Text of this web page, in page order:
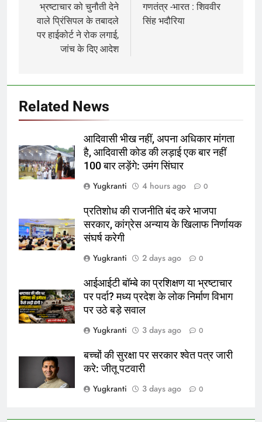
navigation
भ्रष्टाचार को चुनौती देने
वाले प्रिंसिपल के तबादले
पर हाईकोर्ट ने रोक लगाई,
जांच के दिए आदेश
गणतंत्र -भारत : शिववीर
सिंह भदौरिया
Related News
आदिवासी भीख नहीं, अपना अधिकार मांगता
है, आदिवासी कोड की लड़ाई एक बार नहीं
100 बार लड़ेंगे: उमंग सिंघार
Yugkranti
4 hours ago 0
प्रतिशोध की राजनीति बंद करे भाजपा
सरकार, कांग्रेस अन्याय के खिलाफ निर्णायक
संघर्ष करेगी
Yugkranti
2 days ago 0
आईआईटी बॉम्बे का प्रशिक्षण या भ्रष्टाचार
पर पर्दा? मध्य प्रदेश के लोक निर्माण विभाग
पर उठे बड़े सवाल
Yugkranti
3 days ago 0
बच्चों की सुरक्षा पर सरकार श्वेत पत्र जारी
करे: जीतू पटवारी
Yugkranti
3 days ago 0